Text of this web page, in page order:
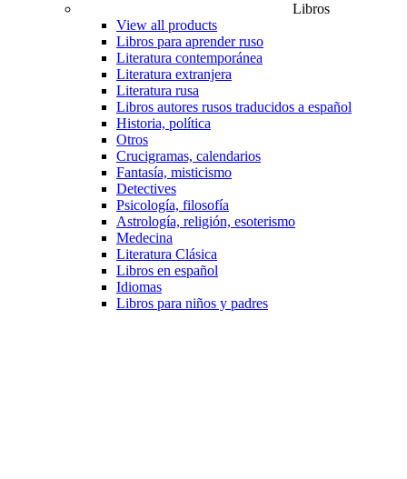
Libros
View all products
Libros para aprender ruso
Literatura contemporánea
Literatura extranjera
Literatura rusa
Libros autores rusos traducidos a español
Historia, política
Otros
Crucigramas, calendarios
Fantasía, misticismo
Detectives
Psicología, filosofía
Astrología, religión, esoterismo
Medecina
Literatura Clásica
Libros en español
Idiomas
Libros para niños y padres